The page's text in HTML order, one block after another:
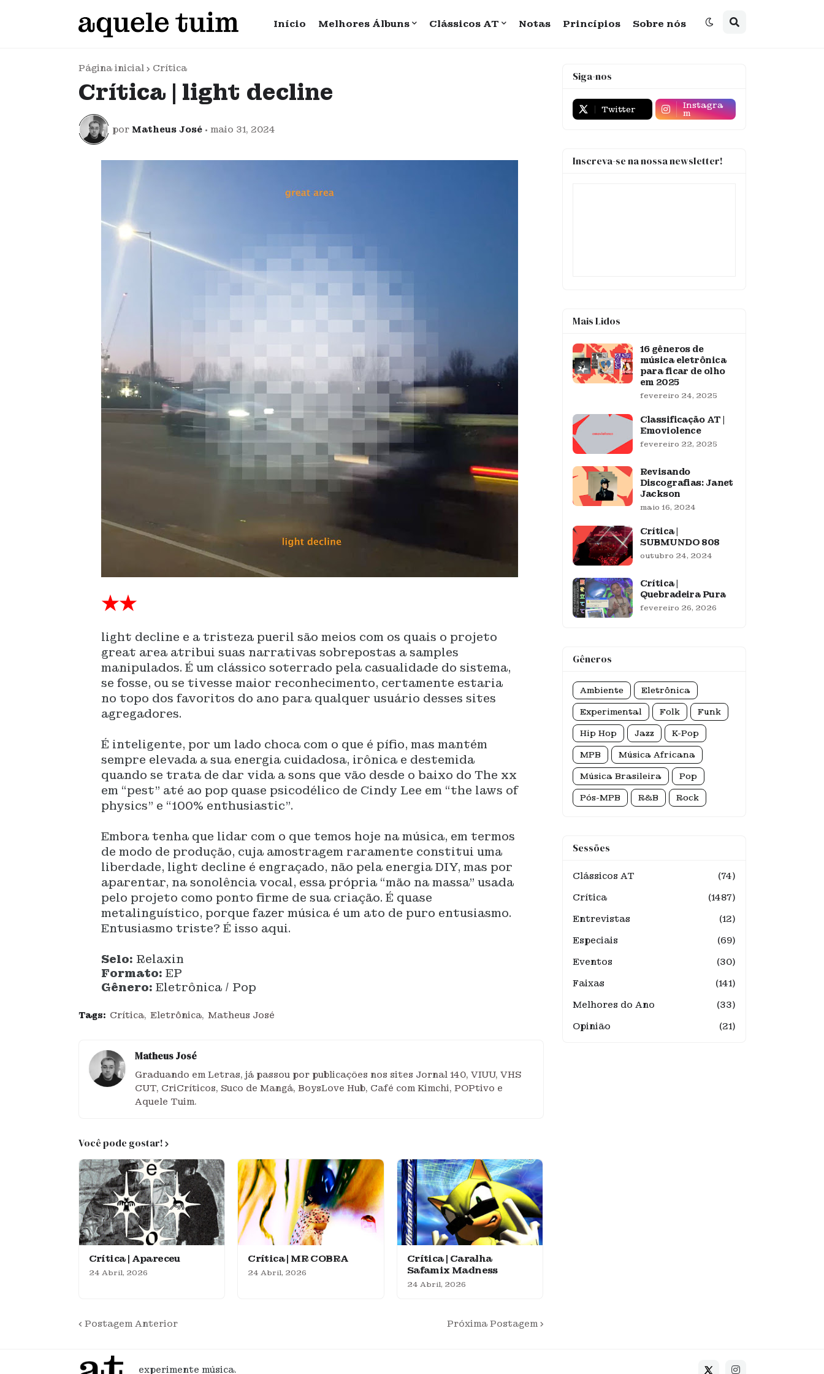
Início Melhores Álbuns Clássicos AT Notas Princípios Sobre nós
Página inicial Crítica
Crítica | light decline
por Matheus José • maio 31, 2024
★★
light decline e a tristeza pueril são meios com os quais o projeto
great area atribui suas narrativas sobrepostas a samples
manipulados. É um clássico soterrado pela casualidade do sistema,
se fosse, ou se tivesse maior reconhecimento, certamente estaria
no topo dos favoritos do ano para qualquer usuário desses sites
agregadores.
É inteligente, por um lado choca com o que é pífio, mas mantém
sempre elevada a sua energia cuidadosa, irônica e destemida
quando se trata de dar vida a sons que vão desde o baixo do The xx
em “pest” até ao pop quase psicodélico de Cindy Lee em “the laws of
physics” e “100% enthusiastic”.
Embora tenha que lidar com o que temos hoje na música, em termos
de modo de produção, cuja amostragem raramente constitui uma
liberdade, light decline é engraçado, não pela energia DIY, mas por
aparentar, na sonolência vocal, essa própria “mão na massa” usada
pelo projeto como ponto firme de sua criação. É quase
metalinguístico, porque fazer música é um ato de puro entusiasmo.
Entusiasmo triste? É isso aqui.
Selo: Relaxin
Formato: EP
Gênero: Eletrônica / Pop
Tags: Crítica Eletrônica Matheus José
Matheus José
Graduando em Letras, já passou por publicações nos sites Jornal 140, VIUU, VHS
CUT, CriCríticos, Suco de Mangá, BoysLove Hub, Café com Kimchi, POPtivo e
Aquele Tuim.
Você pode gostar!
Crítica | Apareceu
24 Abril, 2026
Crítica | MR COBRA
24 Abril, 2026
Crítica | Caralha
Safamix Madness
24 Abril, 2026
Postagem Anterior Próxima Postagem
Siga-nos
Twitter Instagra
m
Inscreva-se na nossa newsletter!
Mais Lidos
16 gêneros de
música eletrônica
para ficar de olho
em 2025
fevereiro 24, 2025
Classificação AT |
Emoviolence
fevereiro 22, 2025
Revisando
Discografias: Janet
Jackson
maio 16, 2024
Crítica |
SUBMUNDO 808
outubro 24, 2024
Crítica |
Quebradeira Pura
fevereiro 26, 2026
Gêneros
Ambiente Eletrônica
Experimental Folk Funk
Hip Hop Jazz K-Pop
MPB Música Africana
Música Brasileira Pop
Pós-MPB R&B Rock
Sessões
Clássicos AT
(74)
Crítica
(1487)
Entrevistas
(12)
Especiais
(69)
Eventos
(30)
Faixas
(141)
Melhores do Ano
(33)
Opinião
(21)
experimente música.